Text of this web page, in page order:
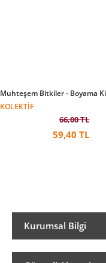
Muhteşem Bitkiler - Boyama
KOLEKTIF
66,00 TL
59,40 TL
Kurumsal Bilgi